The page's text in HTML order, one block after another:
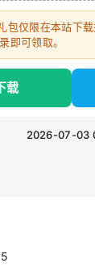
包仅限在本站下
即可领取。
载
2026-07-03